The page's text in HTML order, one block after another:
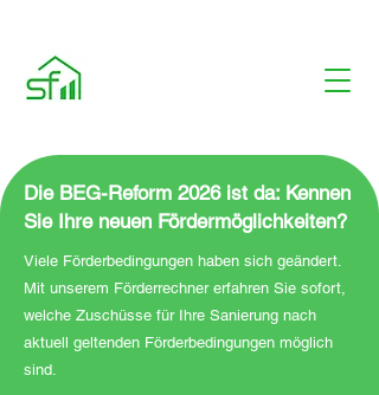
Die BEG-Reform 2026 ist da: Kennen
Sie Ihre neuen Fördermöglichkeiten?
Viele Förderbedingungen haben sich geändert.
Mit unserem Förderrechner erfahren Sie sofort,
welche Zuschüsse für Ihre Sanierung nach
aktuell geltenden Förderbedingungen möglich
sind.